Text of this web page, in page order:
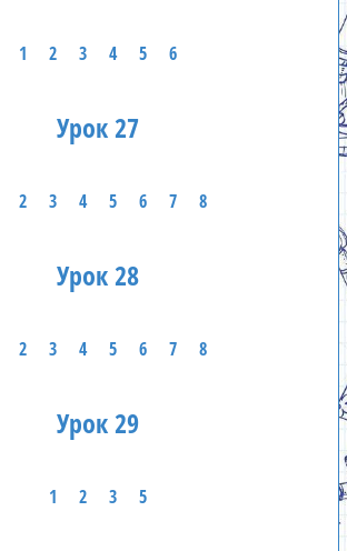
1 2 3 4 5 6
Урок 27
2 3 4 5 6 7 8
Урок 28
2 3 4 5 6 7 8
Урок 29
1 2 3 5